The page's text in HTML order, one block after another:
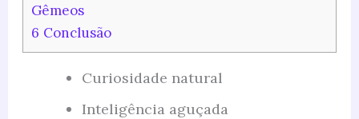
Gêmeos
6 Conclusão
Curiosidade natural
Inteligência aguçada